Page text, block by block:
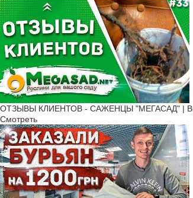
ОТЗЫВЫ КЛИЕНТОВ - САЖЕНЦЫ "МЕГАСАД" |
Смотреть